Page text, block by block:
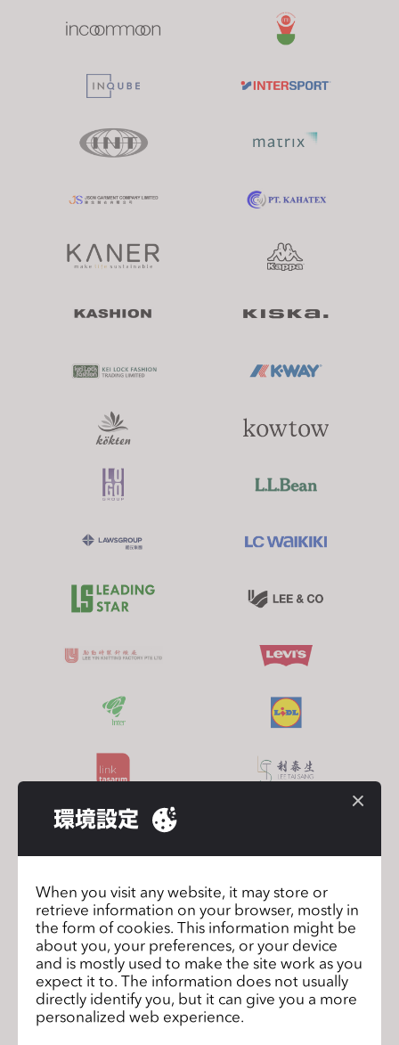
環境設定
When you visit any website, it may store or
retrieve information on your browser, mostly in
the form of cookies. This information might be
about you, your preferences, or your device
and is mostly used to make the site work as you
expect it to. The information does not usually
directly identify you, but it can give you a more
personalized web experience.